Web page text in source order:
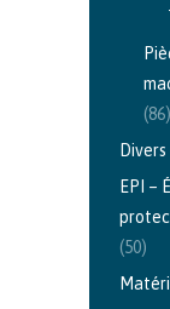
(86)
Divers
EPI –
(50)